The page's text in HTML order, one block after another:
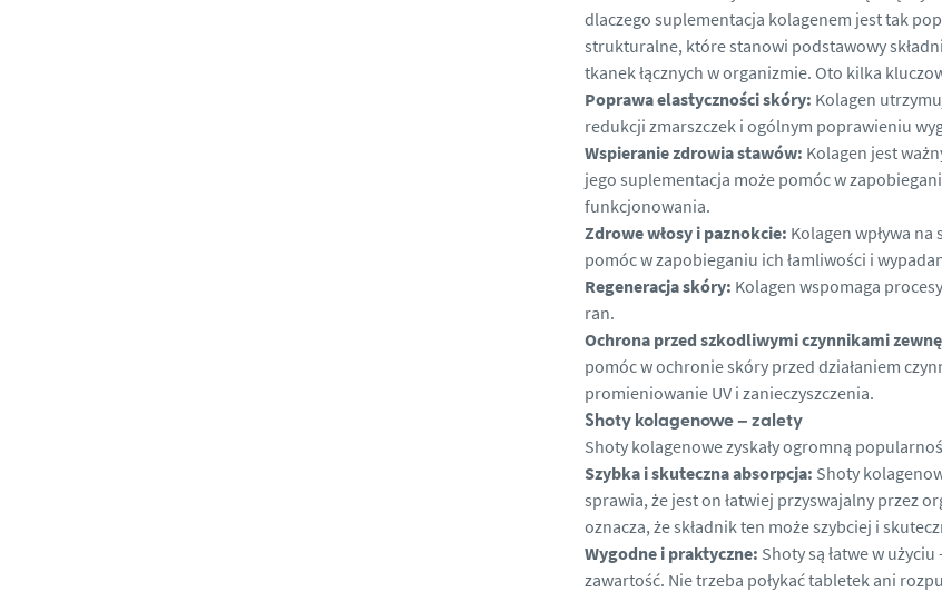
dlaczego suplementacja kolagenem jest tak
strukturalne, które stanowi podstawowy
tkanek łącznych w organizmie. Oto kilka
Poprawa elastyczności skóry: Kolagen
redukcji zmarszczek i ogólnym poprawieniu
Wspieranie zdrowia stawów: Kolagen jest
jego suplementacja może pomóc w
funkcjonowania.
Zdrowe włosy i paznokcie: Kolagen wpływa na
pomóc w zapobieganiu ich łamliwości i
Regeneracja skóry: Kolagen wspomaga
ran.
Ochrona przed szkodliwymi czynnikami
pomóc w ochronie skóry przed działaniem
promieniowanie UV i zanieczyszczenia.
Shoty kolagenowe – zalety
Shoty kolagenowe zyskały ogromną
Szybka i skuteczna absorpcja: Shoty
sprawia, że jest on łatwiej przyswajalny przez
oznacza, że składnik ten może szybciej i
Wygodne i praktyczne: Shoty są łatwe w
zawartość. Nie trzeba połykać tabletek ani